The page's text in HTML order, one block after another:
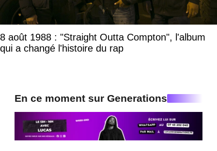
8 août 1988 : "Straight Outta Compton", l'album
qui a changé l'histoire du rap
En ce moment sur Generations